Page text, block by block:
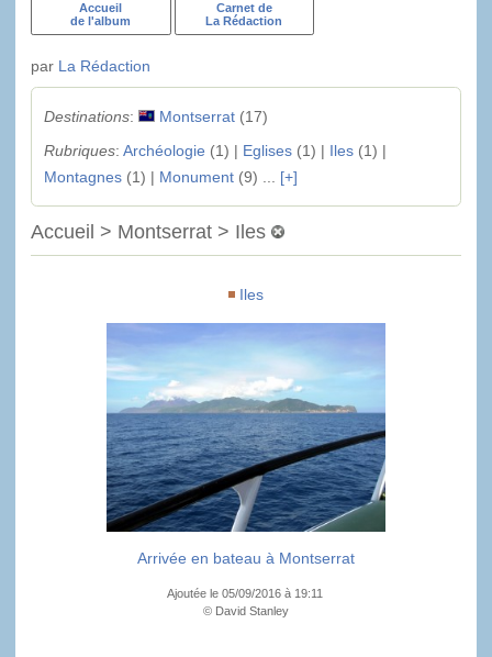
Accueil
de l'album
Carnet de
La Rédaction
par La Rédaction
Destinations: Montserrat(17)
Rubriques: Archéologie (1) | Eglises(1) | Iles(1) |
Montagnes(1) | Monument(9) ... [+]
Accueil > Montserrat > Iles
Iles
Arrivée en bateau à Montserrat
Ajoutée le 05/09/2016 à 19:11
© David Stanley